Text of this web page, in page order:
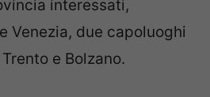
interessati,
Venezia, due capoluoghi
e Bolzano.